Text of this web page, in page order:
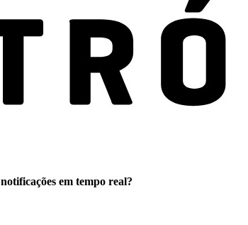
notificações em tempo real?